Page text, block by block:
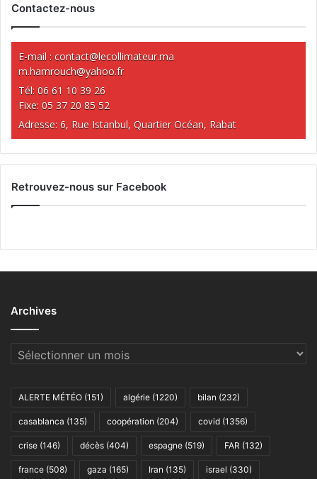
Contactez-nous
E-mail : contact@lecollimateur.ma
m.hamrouch@yahoo.fr
Tél: 06 61 10 39 26
Fixe: 05 37 20 85 52
Adresse: 6, Rue Istanbul, Quartier Océan, Rabat
Retrouvez-nous sur Facebook
Archives
Archives
ALERTE MÉTÉO (151) algérie (1220) bilan (232)
casablanca (135) coopération (204) covid (1356)
crise (146) décès (404) espagne (519) FAR (132)
france (508) gaza (165) Iran (135) israel (330)